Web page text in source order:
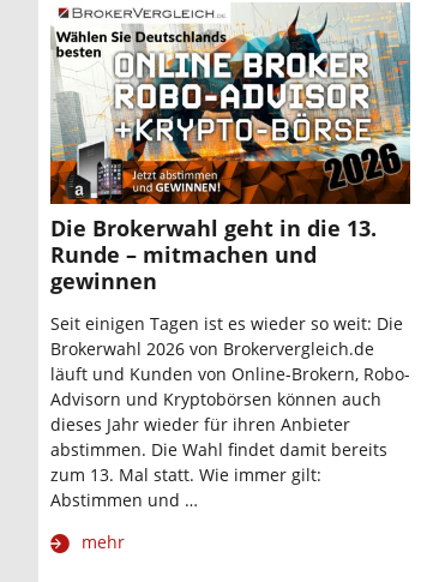
Die Brokerwahl geht in die 13.
Runde – mitmachen und
gewinnen
Seit einigen Tagen ist es wieder so weit: Die
Brokerwahl 2026 von Brokervergleich.de
läuft und Kunden von Online-Brokern, Robo-
Advisorn und Kryptobörsen können auch
dieses Jahr wieder für ihren Anbieter
abstimmen. Die Wahl findet damit bereits
zum 13. Mal statt. Wie immer gilt:
Abstimmen und …
mehr